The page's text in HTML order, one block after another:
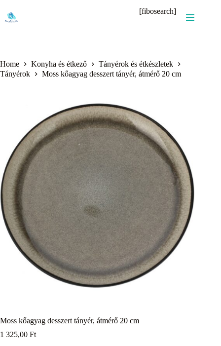
content
[fibosearch]
Home Konyha és étkező
Tányérok és étkészletek
Tányérok
Moss kőagyag desszert tányér, átmérő 20 cm
Moss kőagyag desszert tányér, átmérő 20 cm
1 325,00 Ft